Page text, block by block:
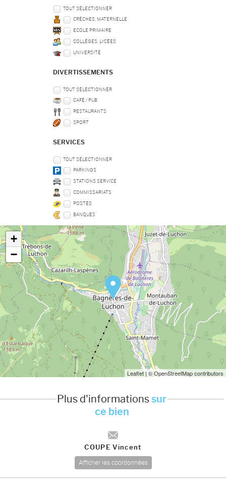
TOUT SÉLECTIONNER
CRÈCHES, MATERNELLE
ECOLE PRIMAIRE
COLLÈGES, LYCÉES
UNIVERSITÉ
DIVERTISSEMENTS
TOUT SÉLECTIONNER
CAFÉ / PUB
RESTAURANTS
SPORT
SERVICES
TOUT SÉLECTIONNER
PARKINGS
STATIONS SERVICE
COMMISSARIATS
POSTES
BANQUES
+
−
Leaflet| © OpenStreetMap contributors
Plus d'informationssur
ce bien
COUPE Vincent
Afficher les coordonnées